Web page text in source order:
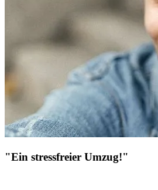
"Ein stressfreier Umzug!"